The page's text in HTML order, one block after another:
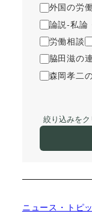
外国の労
論説-私論
労働相談
脇田滋の
森岡孝二
絞り込みをク
ニュース・トピ